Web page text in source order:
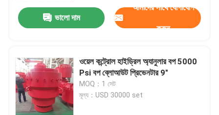
ভালো দাম
আমাদের সাথে যোগাযোগ
করুন
ওয়েল কন্ট্রোল হাইড্রিল অ্যানুলার বপ 5000
Psi বপ ব্লোআউট প্রিভেনটার 9″
MOQ：1 সেট
মূল্য：USD 30000 set